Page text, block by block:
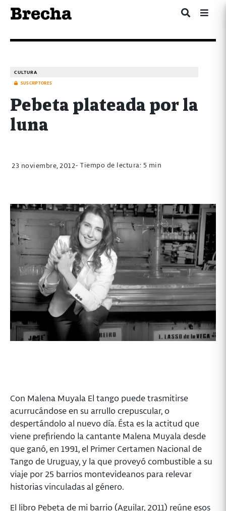
CULTURA
SUSCRIPTORES
Pebeta plateada por la
luna
23 noviembre, 2012- Tiempo de lectura: 5 min
Con Malena Muyala El tango puede trasmitirse
acurrucándose en su arrullo crepuscular, o
despertándolo al nuevo día. Ésta es la actitud que
viene prefiriendo la cantante Malena Muyala desde
que ganó, en 1991, el Primer Certamen Nacional de
Tango de Uruguay, y la que proveyó combustible a su
viaje por 25 barrios montevideanos para relevar
historias vinculadas al género.
El libro Pebeta de mi barrio (Aguilar, 2011) reúne esos